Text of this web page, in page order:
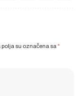
polja su označena sa*